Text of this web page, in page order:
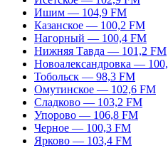
Ишим — 104,9 FM
Казанское — 100,2 FM
Нагорный — 100,4 FM
Нижняя Тавда — 101,2 FM
Новоалександровка —
Тобольск — 98,3 FM
Омутинское — 102,6 FM
Сладково — 103,2 FM
Упорово — 106,8 FM
Черное — 100,3 FM
Ярково — 103,4 FM